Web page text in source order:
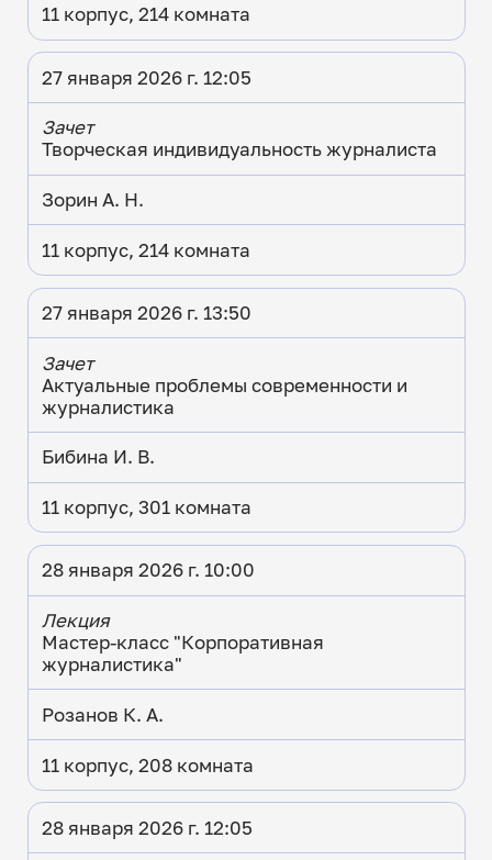
11 корпус, 214 комната
27 января 2026 г. 12:05
Зачет
Творческая индивидуальность журналиста
Зорин А. Н.
11 корпус, 214 комната
27 января 2026 г. 13:50
Зачет
Актуальные проблемы современности и
журналистика
Бибина И. В.
11 корпус, 301 комната
28 января 2026 г. 10:00
Лекция
Мастер-класс "Корпоративная
журналистика"
Розанов К. А.
11 корпус, 208 комната
28 января 2026 г. 12:05